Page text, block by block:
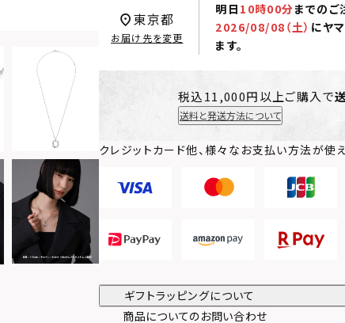
明日 10時00分までのご
2026/08/08（土） にヤ
ます。
東京都
お届け先を変更
税込11,000円以上ご購入で
送料と発送方法について
クレジットカード他、様々なお支払い方法が使
ギフトラッピングについて
商品についてのお問い合わせ